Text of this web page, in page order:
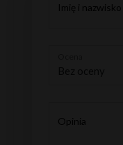
Imię i nazwisko
Opinia